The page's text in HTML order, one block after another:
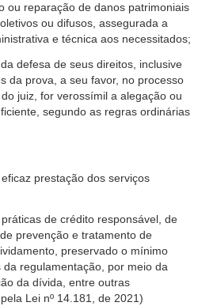
ou reparação de danos patrimoniais
ou difusos, assegurada a
e técnica aos necessitados;
defesa de seus direitos, inclusive
da prova, a seu favor, no processo
juiz, for verossímil a alegação ou
segundo as regras ordinárias
prestação dos serviços
de crédito responsável, de
prevenção e tratamento de
preservado o mínimo
regulamentação, por meio da
da dívida, entre outras
Lei nº 14.181, de 2021)